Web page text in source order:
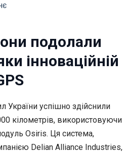
подолали
інноваційній
України успішно здійснили
кілометрів, використовуючи
Osiris. Ця система,
Delian Alliance Industries,